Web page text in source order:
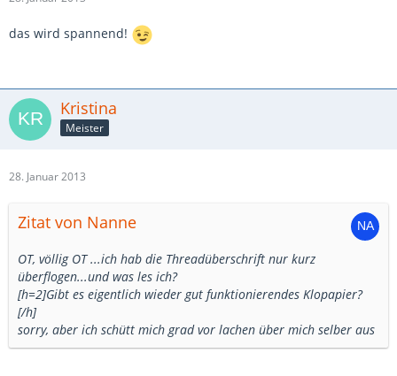
das wird spannend!
Kristina
Meister
28. Januar 2013
Zitat von Nanne
OT, völlig OT ...ich hab die Threadüberschrift nur kurz
überflogen...und was les ich?
[h=2]Gibt es eigentlich wieder gut funktionierendes Klopapier?
[/h]
sorry, aber ich schütt mich grad vor lachen über mich selber aus